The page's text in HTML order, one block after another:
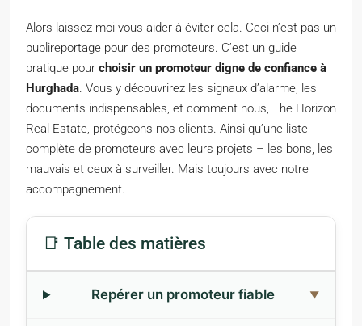
Alors laissez-moi vous aider à éviter cela. Ceci n’est pas un
publireportage pour des promoteurs. C’est un guide
pratique pour choisir un promoteur digne de confiance à
Hurghada. Vous y découvrirez les signaux d’alarme, les
documents indispensables, et comment nous, The Horizon
Real Estate, protégeons nos clients. Ainsi qu’une liste
complète de promoteurs avec leurs projets – les bons, les
mauvais et ceux à surveiller. Mais toujours avec notre
accompagnement.
📑 Table des matières
Repérer un promoteur fiable